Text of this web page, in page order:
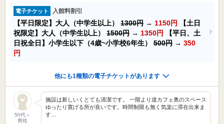
電子チケット 入館料割引
【平日限定】大人（中学生以上） 1300円 → 1150円
【土日
祝限定】大人（中学生以上） 1500円 → 1350円
【平日、土
日祝全日】小学生以下（4歳~小学校6年生） 500円 → 350
円
他にも1種類の電子チケットがあります
50代～
男性
施設は新しいくとても清潔です。 一階より道カフェ奥のスペース
ゆったり寛げる所が良いです。時間制限も無く気楽に滞在出来ま
す…